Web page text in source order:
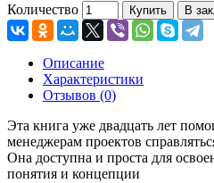
Количество Купить В
Описание
Характеристики
Отзывов (0)
Эта книга уже двадцать лет
менеджерам проектов
Она доступна и проста для
понятия и концепции